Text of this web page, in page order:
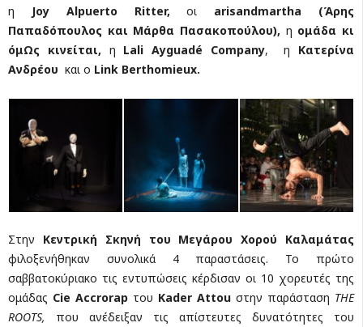
η
Joy Alpuerto Ritter, οι arisandmartha (Άρης
Παπαδόπουλος και Μάρθα Πασακοπούλου), η ομάδα κι
όμΩς κινείται, η Lali Ayguadé Company, η Kατερίνα
Ανδρέου και ο Link Berthomieux.
Στην Κεντρική Σκηνή του Μεγάρου Χορού Καλαμάτας
φιλοξενήθηκαν συνολικά 4 παραστάσεις. Το πρώτο
σαββατοκύριακο τις εντυπώσεις κέρδισαν οι 10 χορευτές της
ομάδας Cie Accrorap του Kader Attou στην παράσταση THE
ROOTS, που ανέδειξαν τις απίστευτες δυνατότητες του